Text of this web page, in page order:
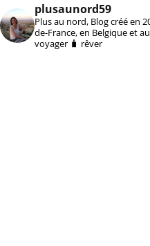
plusaunord59
Plus au nord, Blog créé en
de-France, en Belgique et
voyager 🧳 rêver